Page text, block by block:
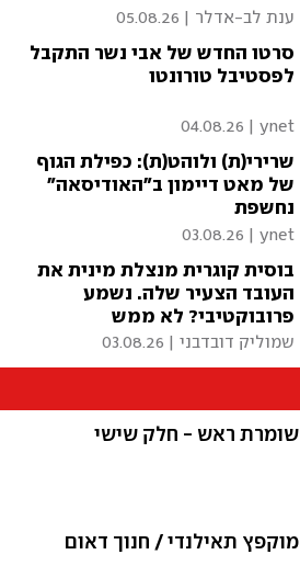
ענת לב-אדלר 05.08.26
סרטו החדש של אבי נשר התקבל
לפסטיבל טורונטו
ynet
04.08.26
שרירי(ת) ולוהט(ת): כפילת הגוף
של מאט דיימון ב"האודיסאה"
נחשפת
ynet
03.08.26
בוסית קוגרית מנצלת מינית את
העובד הצעיר שלה. נשמע
פרובוקטיבי? לא ממש
שמוליק דובדבני 03.08.26
שומרת ראש - חלק שישי
מוקפץ תאילנדי / חנוך דאום